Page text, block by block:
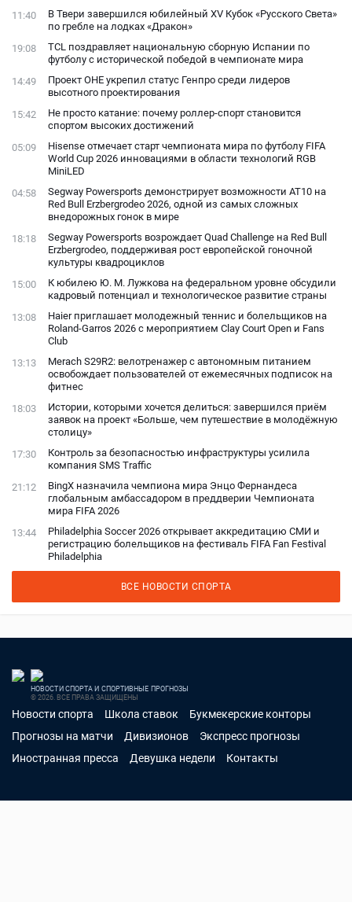
11:40
В Твери завершился юбилейный XV Кубок «Русского Света»
по гребле на лодках «Дракон»
19:08
TCL поздравляет национальную сборную Испании по
футболу с исторической победой в чемпионате мира
14:49
Проект ОНЕ укрепил статус Генпро среди лидеров
высотного проектирования
15:42
Не просто катание: почему роллер-спорт становится
спортом высоких достижений
05:09
Hisense отмечает старт чемпионата мира по футболу FIFA
World Cup 2026 инновациями в области технологий RGB
MiniLED
04:58
Segway Powersports демонстрирует возможности AT10 на
Red Bull Erzbergrodeo 2026, одной из самых сложных
внедорожных гонок в мире
18:18
Segway Powersports возрождает Quad Challenge на Red Bull
Erzbergrodeo, поддерживая рост европейской гоночной
культуры квадроциклов
15:00
К юбилею Ю. М. Лужкова на федеральном уровне обсудили
кадровый потенциал и технологическое развитие страны
13:08
Haier приглашает молодежный теннис и болельщиков на
Roland-Garros 2026 с мероприятием Clay Court Open и Fans
Club
13:13
Merach S29R2: велотренажер с автономным питанием
освобождает пользователей от ежемесячных подписок на
фитнес
18:03
Истории, которыми хочется делиться: завершился приём
заявок на проект «Больше, чем путешествие в молодёжную
столицу»
17:30
Контроль за безопасностью инфраструктуры усилила
компания SMS Traffic
21:12
BingX назначила чемпиона мира Энцо Фернандеса
глобальным амбассадором в преддверии Чемпионата
мира FIFA 2026
13:44
Philadelphia Soccer 2026 открывает аккредитацию СМИ и
регистрацию болельщиков на фестиваль FIFA Fan Festival
Philadelphia
ВСЕ НОВОСТИ СПОРТА
НОВОСТИ СПОРТА И СПОРТИВНЫЕ ПРОГНОЗЫ
© 2026. ВСЕ ПРАВА ЗАЩИЩЕНЫ
Новости спорта Школа ставок
Букмекерские конторы
Прогнозы на матчи
Дивизионов
Экспресс прогнозы
Иностранная пресса
Девушка недели Контакты